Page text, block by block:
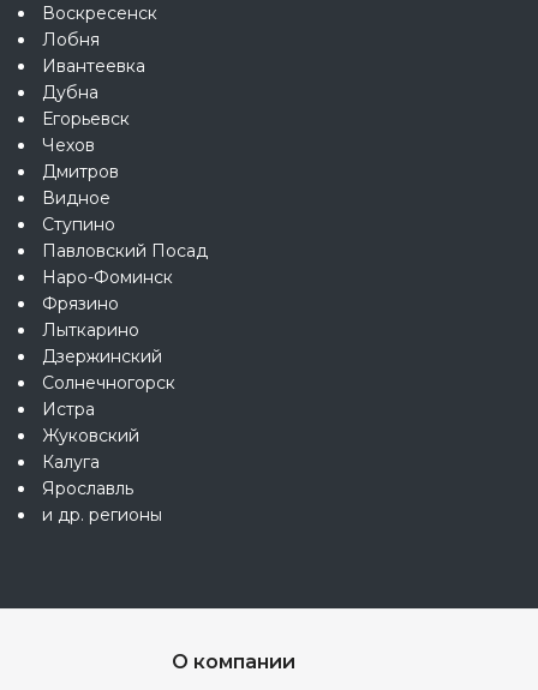
Воскресенск
Лобня
Ивантеевка
Дубна
Егорьевск
Чехов
Дмитров
Видное
Ступино
Павловский Посад
Наро-Фоминск
Фрязино
Лыткарино
Дзержинский
Солнечногорск
Истра
Жуковский
Калуга
Ярославль
и др. регионы
О компании